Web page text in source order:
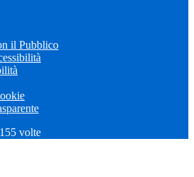
il Pubblico
155 volte